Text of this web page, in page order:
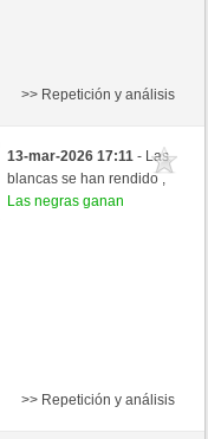
>> Repetición y análisis
13-mar-2026 17:11- Las
blancas se han rendido ,
Las negras ganan
>> Repetición y análisis